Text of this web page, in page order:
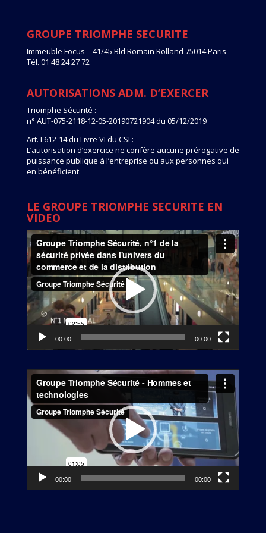
GROUPE TRIOMPHE SECURITE
Immeuble Focus – 41/45 Bld Romain Rolland 75014 Paris –
Tél. 01 48 24 27 72
AUTORISATIONS ADM. D’EXERCER
Triomphe Sécurité :
n° AUT-075-2118-12-05-20190721904 du 05/12/2019
Art. L612-14 du Livre VI du CSI :
L’autorisation d’exercice ne confère aucune prérogative de
puissance publique à l’entreprise ou aux personnes qui
en bénéficient.
LE GROUPE TRIOMPHE SECURITE EN
VIDEO
Lecteur
vidéo
00:00 00:00
Lecteur
vidéo
00:00 00:00